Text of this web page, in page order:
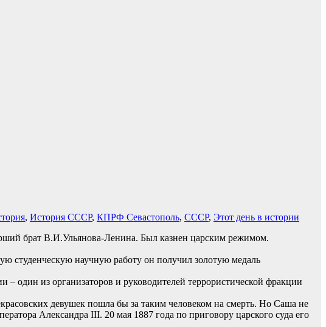
, История СССР, КПРФ Севастополь, СССР, Этот день в истории
брат В.И.Ульянова-Ленина. Был казнен царским режимом.
студенческую научную работу он получил золотую медаль
– один из организаторов и руководителей террористической фракции
девушек пошла бы за таким человеком на смерть. Но Саша не
Александра III. 20 мая 1887 года по приговору царского суда его